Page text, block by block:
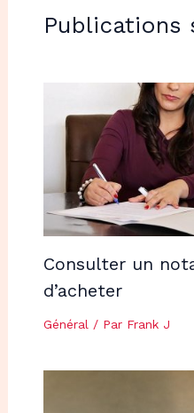
Publications
Consulter un
d’acheter
Général / Par Frank J